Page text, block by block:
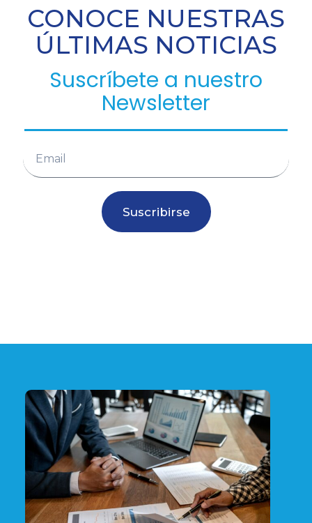
CONOCE NUESTRAS
ÚLTIMAS NOTICIAS
Suscríbete a nuestro
Newsletter
Suscribirse